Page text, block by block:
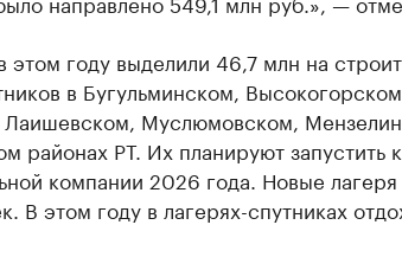
этом году выделили 46,7 млн на
в Бугульминском,
Лаишевском, Муслюмовском,
районах РТ. Их планируют запустить
компании 2026 года. Новые лагеря
В этом году в лагерях-спутниках